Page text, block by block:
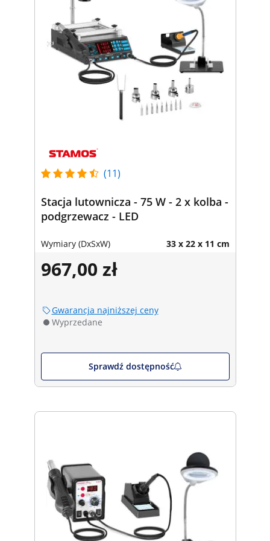
(11)
Stacja lutownicza - 75 W - 2 x kolba -
podgrzewacz - LED
Wymiary (DxSxW) 33 x 22 x 11 cm
967,00 zł
Gwarancja najniższej ceny
Wyprzedane
Sprawdź dostępność